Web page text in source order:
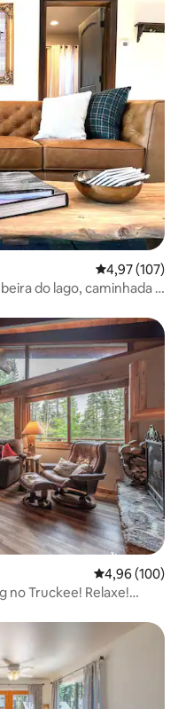
hóspedes
4,97 de uma
4,97 (107)
do lago, caminhada e
hóspedes
4,96 de uma
4,96 (100)
no Truckee! Relaxe!
hóspedes